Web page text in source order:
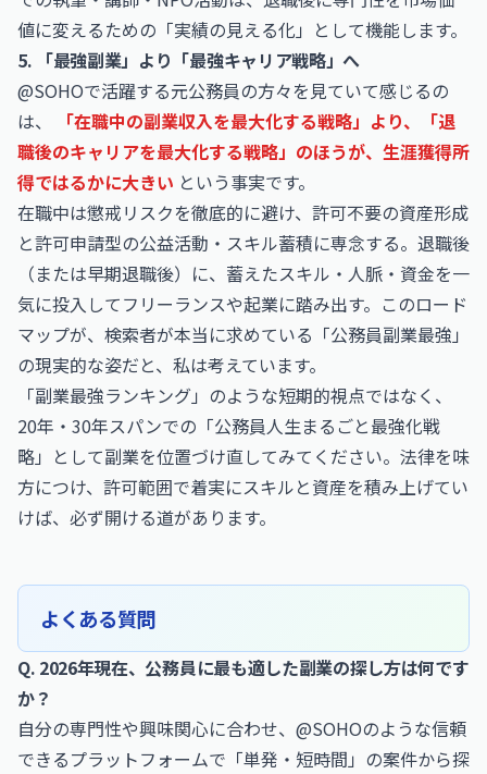
値に変えるための「実績の見える化」として機能します。
5. 「最強副業」より「最強キャリア戦略」へ
@SOHOで活躍する元公務員の方々を見ていて感じるの
は、
「在職中の副業収入を最大化する戦略」より、「退
職後のキャリアを最大化する戦略」のほうが、生涯獲得所
得ではるかに大きい という事実です。
在職中は懲戒リスクを徹底的に避け、許可不要の資産形成
と許可申請型の公益活動・スキル蓄積に専念する。退職後
（または早期退職後）に、蓄えたスキル・人脈・資金を一
気に投入してフリーランスや起業に踏み出す。このロード
マップが、検索者が本当に求めている「公務員副業最強」
の現実的な姿だと、私は考えています。
「副業最強ランキング」のような短期的視点ではなく、
20年・30年スパンでの「公務員人生まるごと最強化戦
略」として副業を位置づけ直してみてください。法律を味
方につけ、許可範囲で着実にスキルと資産を積み上げてい
けば、必ず開ける道があります。
よくある質問
Q. 2026年現在、公務員に最も適した副業の探し方は何です
か？
自分の専門性や興味関心に合わせ、@SOHOのような信頼
できるプラットフォームで「単発・短時間」の案件から探